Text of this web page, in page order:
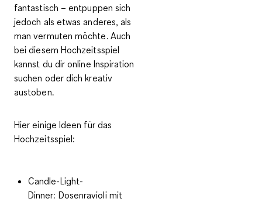
fantastisch – entpuppen sich
jedoch als etwas anderes, als
man vermuten möchte. Auch
bei diesem Hochzeitsspiel
kannst du dir online Inspiration
suchen oder dich kreativ
austoben.
Hier einige Ideen für das
Hochzeitsspiel:
Candle-Light-
Dinner: Dosenravioli mit